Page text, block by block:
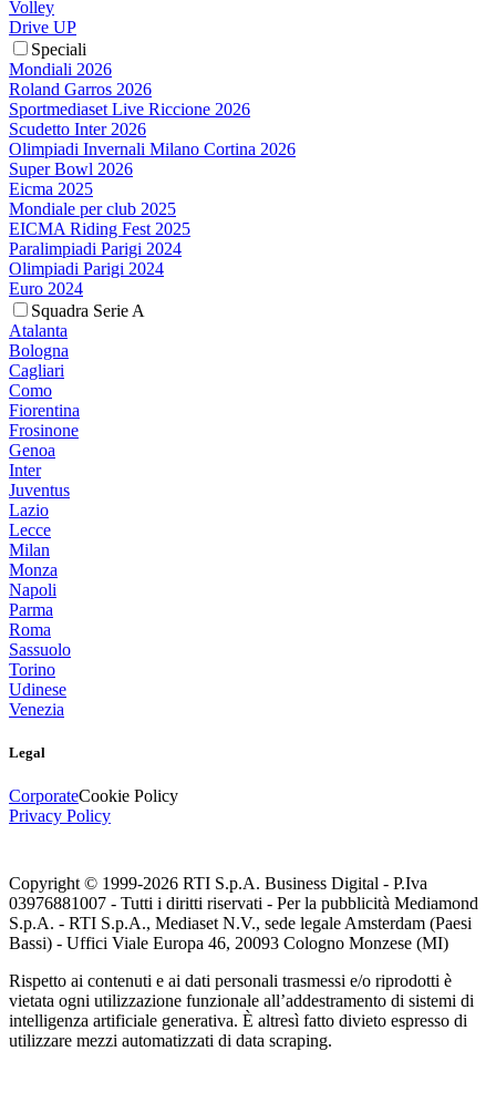
Volley
Drive UP
Speciali
Mondiali 2026
Roland Garros 2026
Sportmediaset Live Riccione 2026
Scudetto Inter 2026
Olimpiadi Invernali Milano Cortina 2026
Super Bowl 2026
Eicma 2025
Mondiale per club 2025
EICMA Riding Fest 2025
Paralimpiadi Parigi 2024
Olimpiadi Parigi 2024
Euro 2024
Squadra Serie A
Atalanta
Bologna
Cagliari
Como
Fiorentina
Frosinone
Genoa
Inter
Juventus
Lazio
Lecce
Milan
Monza
Napoli
Parma
Roma
Sassuolo
Torino
Udinese
Venezia
Legal
CorporateCookie Policy
Privacy Policy
Copyright © 1999-2026 RTI S.p.A. Business Digital - P.Iva
03976881007 - Tutti i diritti riservati - Per la pubblicità Mediamond
S.p.A. - RTI S.p.A., Mediaset N.V., sede legale Amsterdam (Paesi
Bassi) - Uffici Viale Europa 46, 20093 Cologno Monzese (MI)
Rispetto ai contenuti e ai dati personali trasmessi e/o riprodotti è
vietata ogni utilizzazione funzionale all’addestramento di sistemi di
intelligenza artificiale generativa. È altresì fatto divieto espresso di
utilizzare mezzi automatizzati di data scraping.